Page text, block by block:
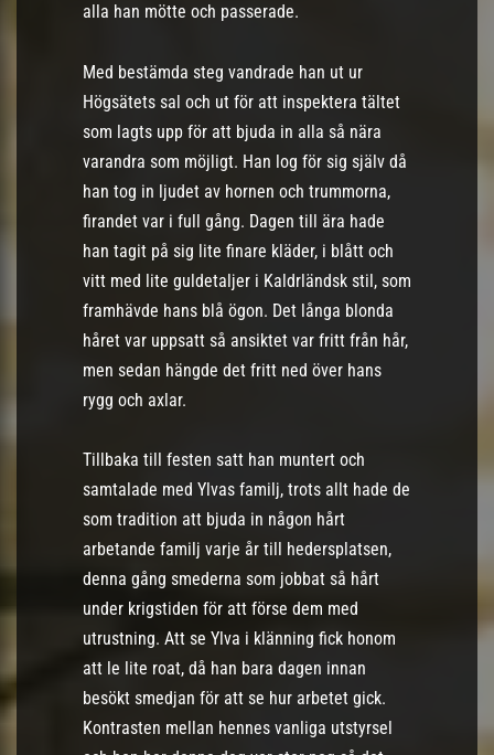
alla han mötte och passerade.
Med bestämda steg vandrade han ut ur
Högsätets sal och ut för att inspektera tältet
som lagts upp för att bjuda in alla så nära
varandra som möjligt. Han log för sig själv då
han tog in ljudet av hornen och trummorna,
firandet var i full gång. Dagen till ära hade
han tagit på sig lite finare kläder, i blått och
vitt med lite guldetaljer i Kaldrländsk stil, som
framhävde hans blå ögon. Det långa blonda
håret var uppsatt så ansiktet var fritt från hår,
men sedan hängde det fritt ned över hans
rygg och axlar.
Tillbaka till festen satt han muntert och
samtalade med Ylvas familj, trots allt hade de
som tradition att bjuda in någon hårt
arbetande familj varje år till hedersplatsen,
denna gång smederna som jobbat så hårt
under krigstiden för att förse dem med
utrustning. Att se Ylva i klänning fick honom
att le lite roat, då han bara dagen innan
besökt smedjan för att se hur arbetet gick.
Kontrasten mellan hennes vanliga utstyrsel